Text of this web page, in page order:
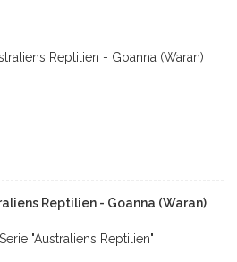
Reptilien - Goanna (Waran)
"Australiens Reptilien"